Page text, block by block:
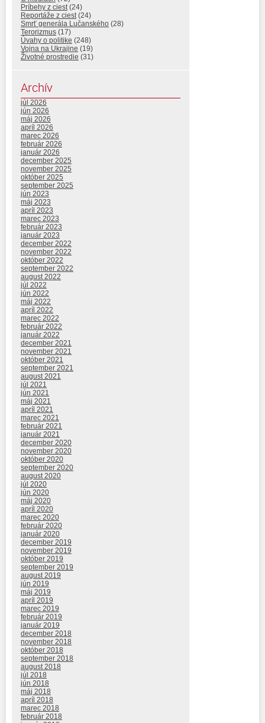
Príbehy z ciest(24)
Reportáže z ciest(24)
Smrť generála Lučanského (28)
Terorizmus (17)
Úvahy o politike (248)
Vojna na Ukrajine (19)
Životné prostredie (31)
Archív
júl 2026
jún 2026
máj 2026
apríl 2026
marec 2026
február 2026
január 2026
december 2025
november 2025
október 2025
september 2025
jún 2023
máj 2023
apríl 2023
marec 2023
február 2023
január 2023
december 2022
november 2022
október 2022
september 2022
august 2022
júl 2022
jún 2022
máj 2022
apríl 2022
marec 2022
február 2022
január 2022
december 2021
november 2021
október 2021
september 2021
august 2021
júl 2021
jún 2021
máj 2021
apríl 2021
marec 2021
február 2021
január 2021
december 2020
november 2020
október 2020
september 2020
august 2020
júl 2020
jún 2020
máj 2020
apríl 2020
marec 2020
február 2020
január 2020
december 2019
november 2019
október 2019
september 2019
august 2019
jún 2019
máj 2019
apríl 2019
marec 2019
február 2019
január 2019
december 2018
november 2018
október 2018
september 2018
august 2018
júl 2018
jún 2018
máj 2018
apríl 2018
marec 2018
február 2018